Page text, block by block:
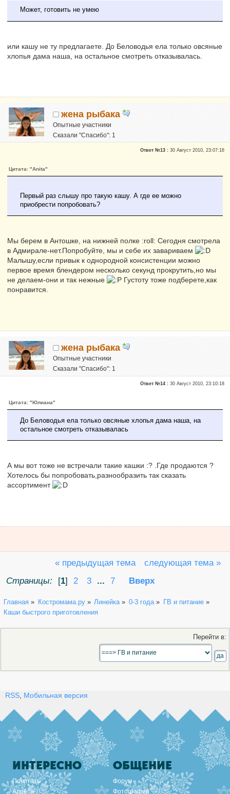
Может, готовить не умею
или кашу не ту предлагаете. До Беловодья ела только овсяные
хлопья дама наша, на остальное смотреть отказывалась.
жена рыбака
Опытные участники
Сказали "Спасибо": 1
Ответ №13 :30 Август 2010, 23:07:16
Цитата: "Anita"
Первый раз слышу про такую кашу. А где ее можно
приобрести попробовать?
Мы берем в Антошке, на нижней полке :roll: Сегодня смотрела
в Адмирале-нет.Попробуйте, мы и себе их завариваем
Малышу,если привык к однородной консистенции можно
первое время блендером несколько секунд прокрутить,но мы
не делаем-они и так нежные
Густоту тоже подберете,как
понравится.
жена рыбака
Опытные участники
Сказали "Спасибо": 1
Репутация:0
Ответ №14 :30 Август 2010, 23:10:18
Цитата: "Юлиана"
До Беловодья ела только овсяные хлопья дама наша, на
остальное смотреть отказывалась
А мы вот тоже не встречали такие кашки :? .Где продаются ?
Хотелось бы попробовать,разнообразить так сказать
ассортимент
« предыдущая тема
следующая тема »
Страницы:
[1] 2 3 ... 7 Вверх
Главная » Костромама.ру» Линейка » 0-3 года» ГВ и питание»
Каши быстрого приготовления
Перейти в:
RSS Мобильная версия
ИНТЕРЕСНО
Почитать
Адреса
ОБЩЕНИЕ
Форум
Фотографии